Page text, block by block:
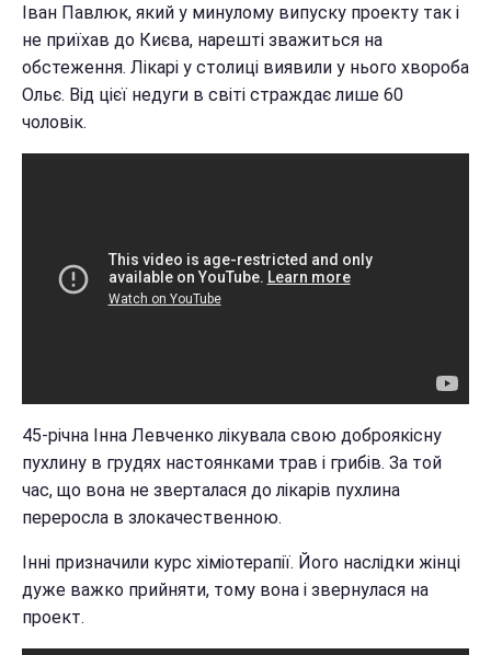
Іван Павлюк, який у минулому випуску проекту так і
не приїхав до Києва, нарешті зважиться на
обстеження. Лікарі у столиці виявили у нього хвороба
Ольє. Від цієї недуги в світі страждає лише 60
чоловік.
45-річна Інна Левченко лікувала свою доброякісну
пухлину в грудях настоянками трав і грибів. За той
час, що вона не зверталася до лікарів пухлина
переросла в злокачественною.
Інні призначили курс хіміотерапії. Його наслідки жінці
дуже важко прийняти, тому вона і звернулася на
проект.